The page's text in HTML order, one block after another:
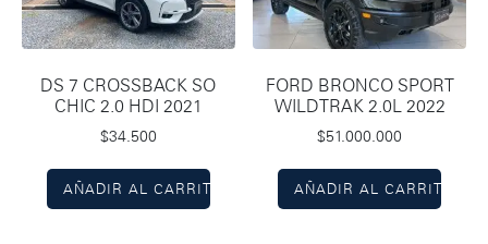
DS 7 CROSSBACK SO
CHIC 2.0 HDI 2021
$34.500
AÑADIR AL CARRITO
FORD BRONCO SPORT
WILDTRAK 2.0L 2022
$51.000.000
AÑADIR AL CARRITO